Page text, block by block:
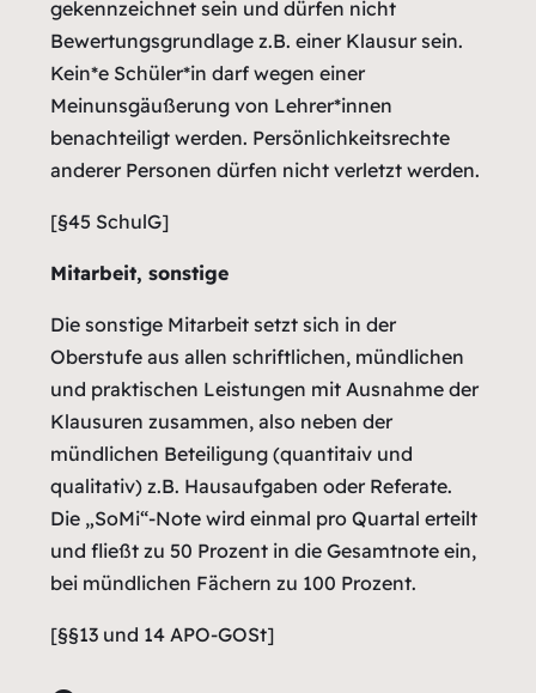
gekennzeichnet sein und dürfen nicht
Bewertungsgrundlage z.B. einer Klausur sein.
Kein*e Schüler*in darf wegen einer
Meinunsgäußerung von Lehrer*innen
benachteiligt werden. Persönlichkeitsrechte
anderer Personen dürfen nicht verletzt werden.
[§45 SchulG]
Mitarbeit, sonstige
Die sonstige Mitarbeit setzt sich in der
Oberstufe aus allen schriftlichen, mündlichen
und praktischen Leistungen mit Ausnahme der
Klausuren zusammen, also neben der
mündlichen Beteiligung (quantitaiv und
qualitativ) z.B. Hausaufgaben oder Referate.
Die „SoMi“-Note wird einmal pro Quartal erteilt
und fließt zu 50 Prozent in die Gesamtnote ein,
bei mündlichen Fächern zu 100 Prozent.
[§§13 und 14 APO-GOSt]